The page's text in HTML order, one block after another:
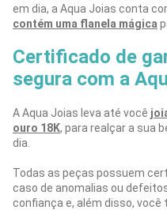
em dia, a Aqua Joias conta
contém uma flanela mágica
Certificado de
segura com a
A Aqua Joias leva até você
ouro 18K, para realçar a sua
dia.
Todas as peças possuem
caso de anomalias ou
confiança e, além disso,